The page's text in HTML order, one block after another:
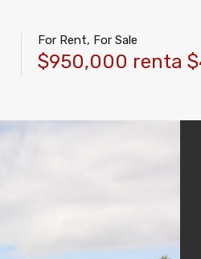
For Rent, For Sale
$950,000 renta